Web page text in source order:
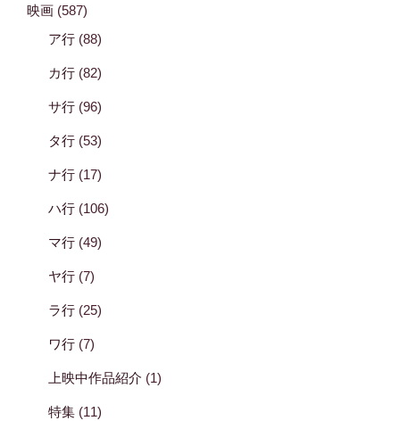
映画 (587)
ア行 (88)
カ行 (82)
サ行 (96)
タ行 (53)
ナ行 (17)
ハ行 (106)
マ行 (49)
ヤ行 (7)
ラ行 (25)
ワ行 (7)
上映中作品紹介 (1)
特集 (11)